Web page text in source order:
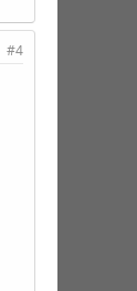
#4